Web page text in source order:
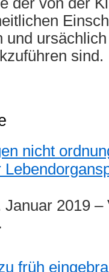
und
sind.
nicht
2019
früh